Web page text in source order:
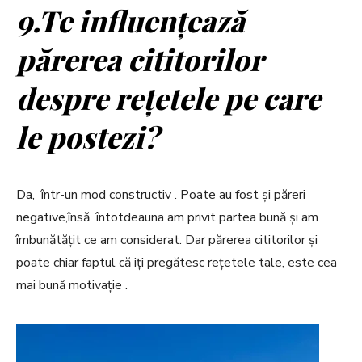
9.Te influențează
părerea cititorilor
despre rețetele pe care
le postezi?
Da, într-un mod constructiv . Poate au fost și păreri
negative,însă întotdeauna am privit partea bună și am
îmbunătățit ce am considerat. Dar părerea cititorilor și
poate chiar faptul că iți pregătesc rețetele tale, este cea
mai bună motivație .